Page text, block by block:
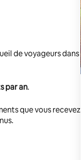
de voyageurs dans
par an.
que vous recevez